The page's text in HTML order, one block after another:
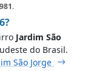
.
Jardim São
do Brasil.
São Jorge